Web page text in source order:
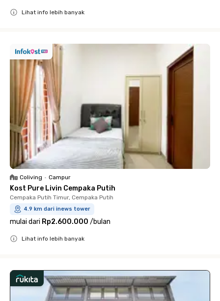
Lihat info lebih banyak
Coliving • Campur
Kost Pure Livin Cempaka Putih
Cempaka Putih Timur, Cempaka Putih
4.9 km dari inews tower
mulai dari Rp2.600.000 /bulan
Lihat info lebih banyak